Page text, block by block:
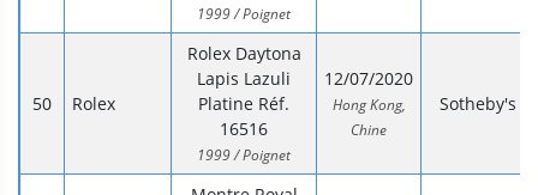
1999 / Poignet
Rolex
Rolex Daytona
Lapis Lazuli
Platine Réf.
16516
1999 / Poignet
12/07/2020
Hong Kong,
Chine
Sotheby's